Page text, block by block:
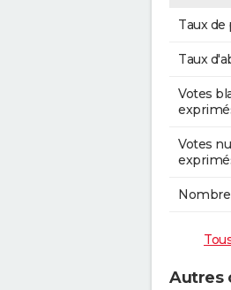
Taux
Taux
Votes
Votes
Autres